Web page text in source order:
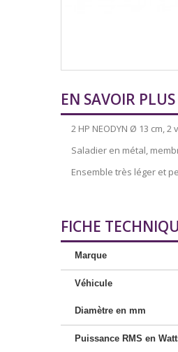
EN SAVOIR PLUS
2 HP NEODYN Ø 13 cm,
Saladier en métal,
Ensemble très léger et
FICHE
Marque
Véhicule
Diamètre en mm
Puissance RMS en